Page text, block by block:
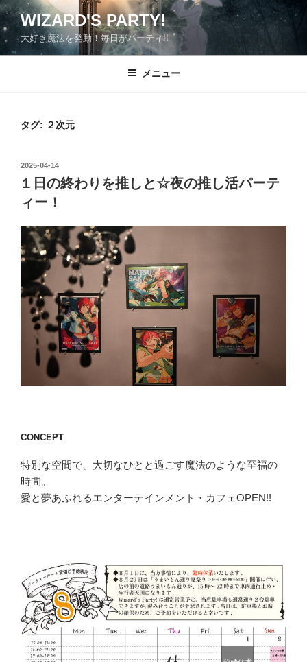
コ
ン
テ
ン
WIZARD'S PARTY!
大好き魔法を発動！毎日がパーティ!!
メニュー
タグ: ２次元
投
稿
日:
2025-04-14
１日の終わりを推しと☆夜の推し活パーテ
ィー！
CONCEPT
特別な空間で、大切なひとと過ごす魔法のような至福の
時間。
愛と夢あふれるエンターテインメント・カフェOPEN!!